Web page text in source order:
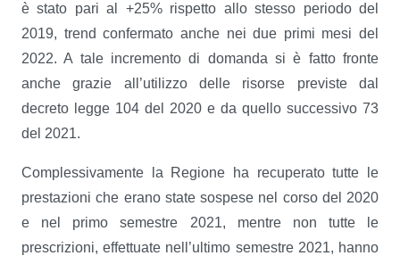
è stato pari al +25% rispetto allo stesso periodo del
2019, trend confermato anche nei due primi mesi del
2022. A tale incremento di domanda si è fatto fronte
anche grazie all’utilizzo delle risorse previste dal
decreto legge 104 del 2020 e da quello successivo 73
del 2021.
Complessivamente la Regione ha recuperato tutte le
prestazioni che erano state sospese nel corso del 2020
e nel primo semestre 2021, mentre non tutte le
prescrizioni, effettuate nell’ultimo semestre 2021, hanno